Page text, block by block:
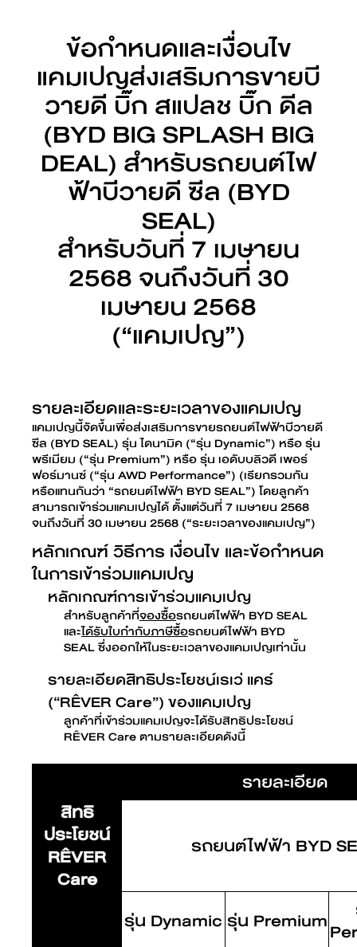
ข้อกำหนดและเงื่อนไข
แคมเปญส่งเสริมการขายบี
วายดี บิ๊ก สแปลช บิ๊ก ดีล
(BYD BIG SPLASH BIG
DEAL) สำหรับรถยนต์ไฟ
ฟ้าบีวายดี ซีล (BYD
SEAL)
สำหรับวันที่ 7 เมษายน
2568 จนถึงวันที่ 30
เมษายน 2568
(“แคมเปญ”)
รายละเอียดและระยะเวลาของแคมเปญ
แคมเปญนี้จัดขึ้นเพื่อส่งเสริมการขายรถยนต์ไฟฟ้าบีวายดี
ซีล (BYD SEAL) รุ่น ไดนามิค (“รุ่น Dynamic”) หรือ รุ่น
พรีเมียม (“รุ่น Premium”) หรือ รุ่น เอดับบลิวดี เพอร์
ฟอร์มานซ์ (“รุ่น AWD Performance”) (เรียกรวมกัน
หรือแทนกันว่า “รถยนต์ไฟฟ้า BYD SEAL”) โดยลูกค้า
สามารถเข้าร่วมแคมเปญได้ ตั้งแต่วันที่ 7 เมษายน 2568
จนถึงวันที่ 30 เมษายน 2568 (“ระยะเวลาของแคมเปญ”)
หลักเกณฑ์ วิธีการ เงื่อนไข และข้อกำหนด
ในการเข้าร่วมแคมเปญ
หลักเกณฑ์การเข้าร่วมแคมเปญ
สำหรับลูกค้าที่จองซื้อรถยนต์ไฟฟ้า BYD SEAL
และได้รับใบกำกับภาษีซื้อรถยนต์ไฟฟ้า BYD
SEAL ซึ่งออกให้ในระยะเวลาของแคมเปญเท่านั้น
รายละเอียดสิทธิประโยชน์เรเว่ แคร์
(“RÊVER Care”) ของแคมเปญ
ลูกค้าที่เข้าร่วมแคมเปญจะได้รับสิทธิประโยชน์
RÊVER Care ตามรายละเอียดดังนี้
รายละเอียด
สิทธิ
ประโยชน์
RÊVER
Care
รถยนต์ไฟฟ้า BYD
รุ่น Dynamicรุ่น Premium